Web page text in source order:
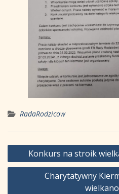
RadaRodzicow
Nawigacja
wpisu
Konkurs na stroik
Charytatywny